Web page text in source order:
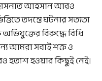
আহসান আরও
তদন্তে ঘটনার সত্যতা
বিরুদ্ধে বিধি
আমরা সবাই শক্ত ও
হতাশ হওয়ার কিছুই নেই।